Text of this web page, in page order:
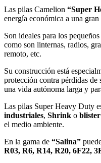
Las pilas Camelion “Super
energía económica a una
Son ideales para los
como son linternas, radios,
remoto, etc.
Su construcción está
protección contra pérdidas de
una vida autónoma larga y
Las pilas Super Heavy Duty
industriales, Shrink o blister
el medio ambiente.
En la gama de “Salina”
R03, R6, R14, R20, 6F22,